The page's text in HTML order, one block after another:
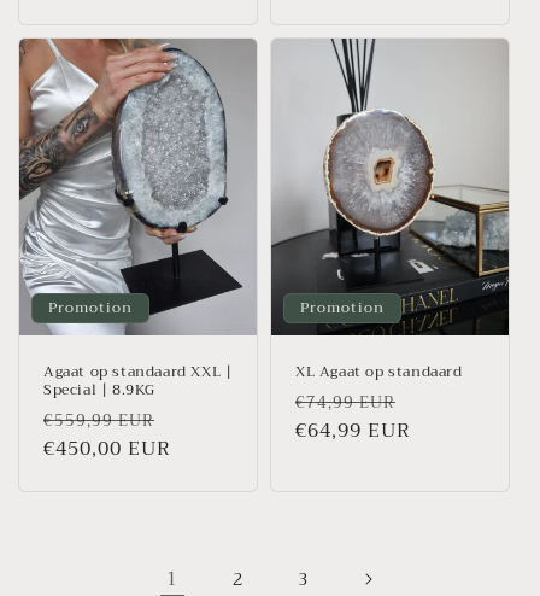
Promotion
Agaat op standaard XXL |
Special | 8.9KG
Prix
habituel
€559,99 EUR
promotionnel
€450,00 EUR
Promotion
XL Agaat op standaard
Prix
habituel
€74,99 EUR
€64,99 EUR
1 2 3